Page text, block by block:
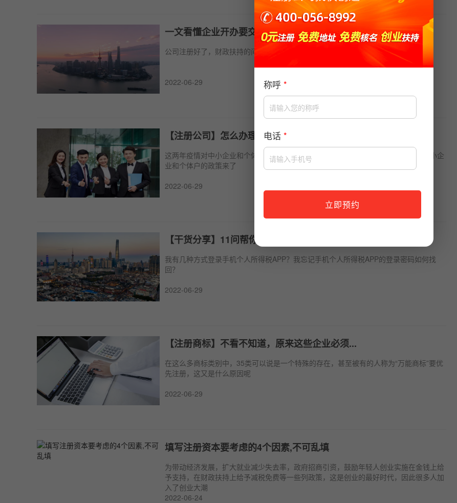
一文看懂企业开办要交哪些税
公司注册好了，财政扶持的问题也随之而来，那么到底交哪些税？交多少呢
2022-06-29
【注册公司】怎么办理个体工商户注册
这两年疫情对中小企业和个体工商户也造成了不小的影响。在这个关键时期，支持中小企
业和个体户的政策来了
2022-06-29
【干货分享】11问帮你轻松搞定个税汇算系...
我有几种方式登录手机个人所得税APP？我忘记手机个人所得税APP的登录密码如何找
回？
2022-06-29
【注册商标】不看不知道，原来这些企业必须...
在这么多商标类别中，35类可以说是一个特殊的存在，甚至被有的人称为“万能商标”要优
先注册，这又是什么原因呢
2022-06-29
填写注册资本要考虑的4个因素,不可乱填
为带动经济发展，扩大就业减少失去率，政府招商引资，鼓励年轻人创业实施在金钱上给
予支持，在财政扶持上给予减税免费等一些列政策，这是创业的最好时代，因此很多人加
入了创业大潮
2022-06-24
称呼 *
电话 *
立即预约